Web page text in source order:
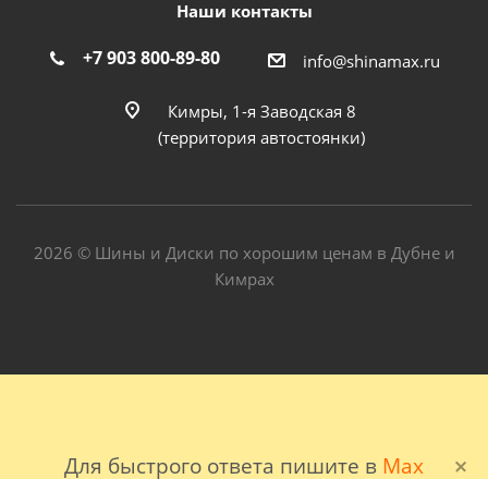
Для быстрого ответа пишите в Max
Наши контакты
+7 903 800-89-80 info@shinamax.ru
Кимры, 1-я Заводская 8
(территория автостоянки)
2026 © Шины и Диски по хорошим ценам в Дубне и
Кимрах